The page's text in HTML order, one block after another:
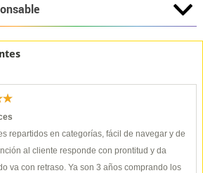
repartidos en categorías, fácil de navegar y de
al cliente responde con prontitud y da
va con retraso. Ya son 3 años comprando los